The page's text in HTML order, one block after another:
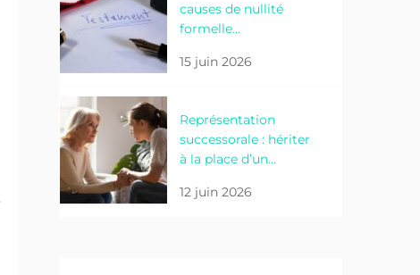
causes de nullité
formelle…
15 juin 2026
Représentation
successorale : hériter
à la place d’un…
12 juin 2026